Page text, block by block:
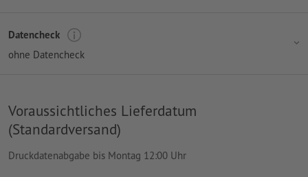
Datencheck
ohne Datencheck
Voraussichtliches Lieferdatum
(Standardversand)
Druckdatenabgabe bis Montag 12:00 Uhr